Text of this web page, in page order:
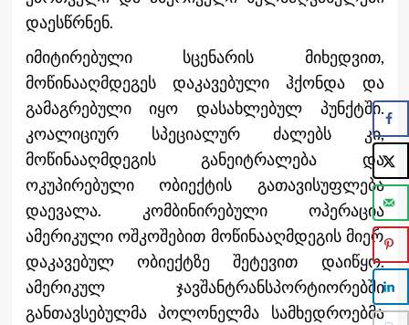
დაესწრნენ.
იმიტირებული სცენარის მიხედვით,
მოწინააღმდეგეს დაკავებული ჰქონდა და
გამაგრებული იყო დასახლებულ პუნქტში.
კოალიციურ სპეციალურ ძალებს კი,
მოწინააღმდეგის განეიტრალება და
ოკუპირებული ობიექტის გათავისუფლება
დაევალა. კომბინირებული ოპერაცია
ამერიკული ოშკოშებით მოწინააღმდეგის მიერ
დაკავებულ ობიექტზე შეტევით დაიწყო.
ამერიკულ ჯავშანტრანსპორტიორებში
განთავსებულმა პოლონელმა სამხედროებმა